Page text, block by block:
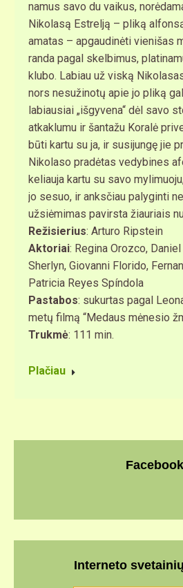
namus savo du vaikus,
Nikolasą Estrelją – pliką
amatas – apgaudinėti vienišas
randa pagal skelbimus,
klubo. Labiau už viską
nors nesužinotų apie jo pliką
labiausiai „išgyvena“ dėl savo
atkaklumu ir šantažu Koralė
būti kartu su ja, ir susijungę jie
Nikolaso pradėtas vedybines
keliauja kartu su savo
jo sesuo, ir anksčiau palyginti
užsiėmimas pavirsta žiauriais
Režisierius: Arturo Ripstein
Aktoriai: Regina Orozco,
Sherlyn, Giovanni Florido,
Patricia Reyes Spíndola
Pastabos: sukurtas pagal
metų filmą “Medaus mėnesio
Trukmė: 111 min.
Plačiau
Facebook
Interneto